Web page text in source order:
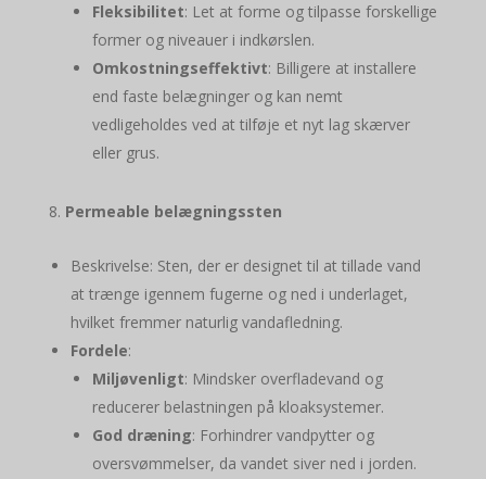
Fleksibilitet: Let at forme og tilpasse forskellige
former og niveauer i indkørslen.
Omkostningseffektivt: Billigere at installere
end faste belægninger og kan nemt
vedligeholdes ved at tilføje et nyt lag skærver
eller grus.
Permeable belægningssten
Beskrivelse: Sten, der er designet til at tillade vand
at trænge igennem fugerne og ned i underlaget,
hvilket fremmer naturlig vandafledning.
Fordele:
Miljøvenligt: Mindsker overfladevand og
reducerer belastningen på kloaksystemer.
God dræning: Forhindrer vandpytter og
oversvømmelser, da vandet siver ned i jorden.